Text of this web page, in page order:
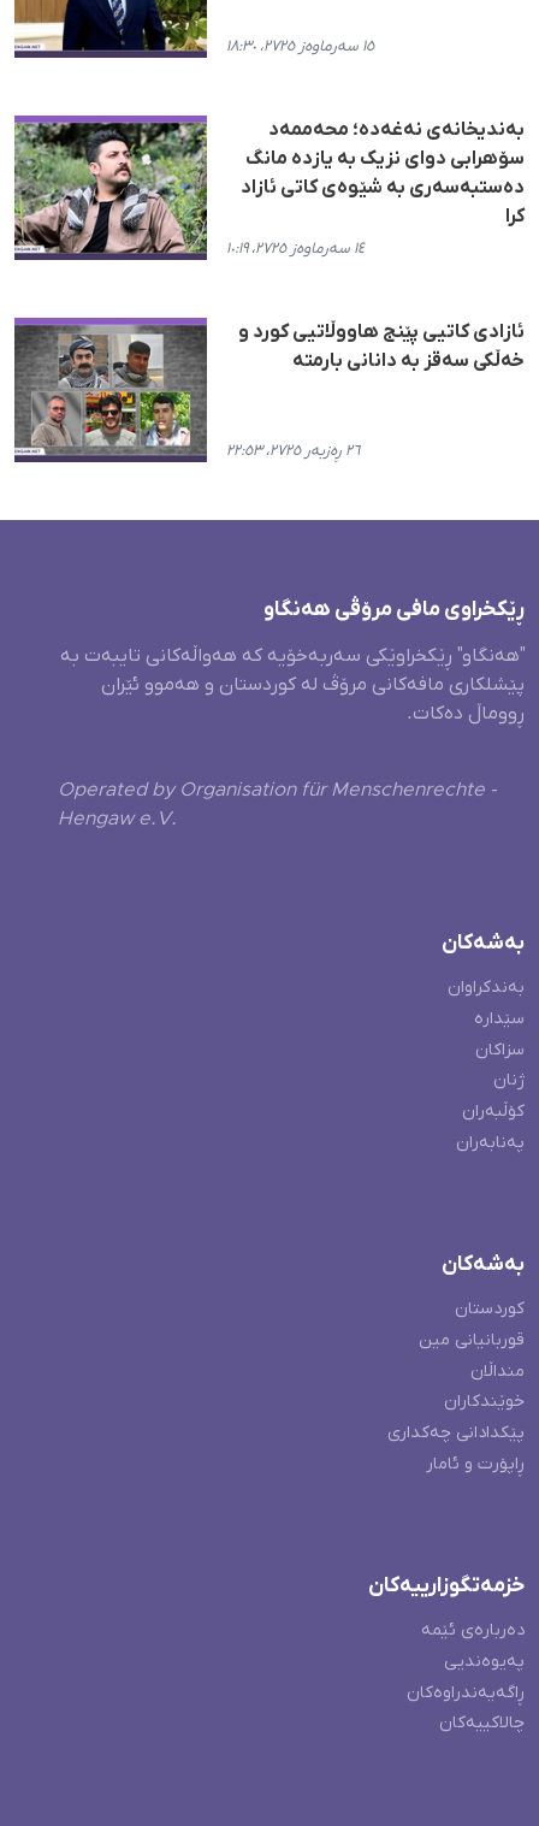
١٥ سەرماوەز ٢٧٢٥، ١٨:٣٠
بەندیخانەی نەغەدە؛ محەممەد
سۆهرابی دوای نزیک بە یازدە مانگ
دەستبەسەری بە شێوەی کاتی ئازاد
کرا
١٤ سەرماوەز ٢٧٢٥، ١٠:١٩
ئازادی کاتیی پێنج هاووڵاتیی کورد و
خەڵکی سەقز بە دانانی بارمتە
٢٦ ڕەزبەر ٢٧٢٥، ٢٢:٥٣
ڕێکخراوی مافی مرۆڤی هەنگاو
"هەنگاو" ڕێکخراوێکی سەربەخۆیە کە هەواڵەکانی تایبەت بە
پێشلکاری مافەکانی مرۆڤ لە کوردستان و هەموو ئێران
ڕووماڵ دەکات.
Operated by Organisation für Menschenrechte -
Hengaw e.V.
بەشەکان
بەندکراوان
سێدارە
سزاکان
ژنان
کۆڵبەران
پەنابەران
بەشەکان
کوردستان
قوربانیانی مین
منداڵان
خوێندکاران
پێکدادانی چەکداری
ڕاپۆرت و ئامار
خزمەتگوزارییەکان
دەربارەی ئێمە
پەیوەندیی
ڕاگەیەندراوەکان
چالاکییەکان